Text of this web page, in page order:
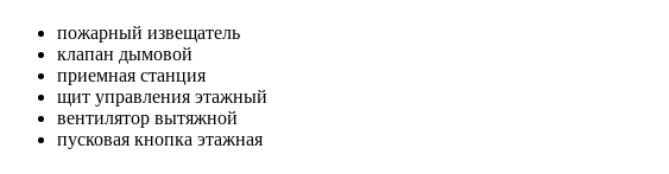
пожарный извещатель
клапан дымовой
приемная станция
щит управления этажный
вентилятор вытяжной
пусковая кнопка этажная